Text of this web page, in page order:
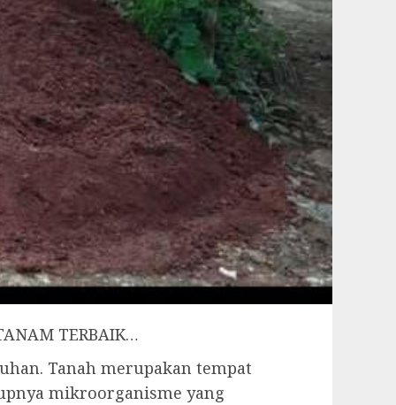
TERBAIK…
Tanah merupakan tempat
mikroorganisme yang